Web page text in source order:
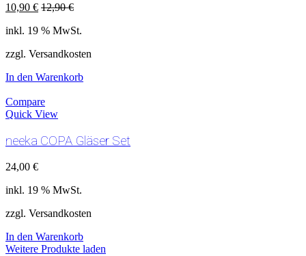
10,90 € 12,90€
inkl. 19 % MwSt.
zzgl. Versandkosten
In den Warenkorb
Compare
Quick View
neeka COPA Gläser Set
24,00 €
inkl. 19 % MwSt.
zzgl. Versandkosten
In den Warenkorb
Weitere Produkte laden